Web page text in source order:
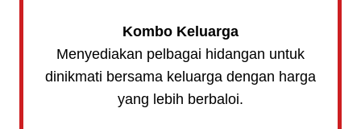
Kombo Keluarga
Menyediakan pelbagai hidangan untuk
dinikmati bersama keluarga dengan harga
yang lebih berbaloi.